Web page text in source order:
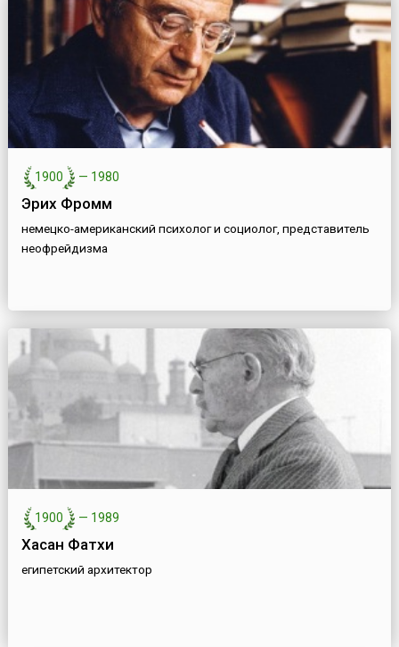
1900 — 1980
Эрих Фромм
немецко-американский психолог и социолог, представитель
неофрейдизма
1900 — 1989
Хасан Фатхи
египетский архитектор